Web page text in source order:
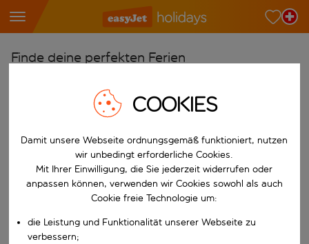
Finde deine perfekten Ferien
Wähle deine Flughäfen
Beginne mit der Eingabe für die automatische
Reiseziele finden
Nach
W&auml;hle ein Ab- und R&uuml;ckflugdatum aus.
Wähle deine Reisedaten
Wann
Wer
COOKIES
Damit unsere Webseite ordnungsgemäß funktioniert, nutzen
wir unbedingt erforderliche Cookies.
Mit Ihrer Einwilligung, die Sie jederzeit widerrufen oder
anpassen können, verwenden wir Cookies sowohl als auch
Cookie freie Technologie um:
die Leistung und Funktionalität unserer Webseite zu
verbessern;